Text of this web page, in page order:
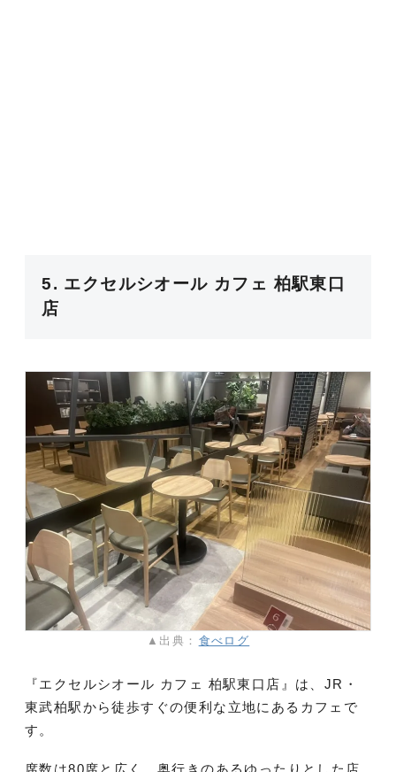
5. エクセルシオール カフェ 柏駅東口
店
▲出典： 食べログ
『エクセルシオール カフェ 柏駅東口店』は、JR・
東武柏駅から徒歩すぐの便利な立地にあるカフェで
す。
席数は80席と広く、奥行きのあるゆったりとした店